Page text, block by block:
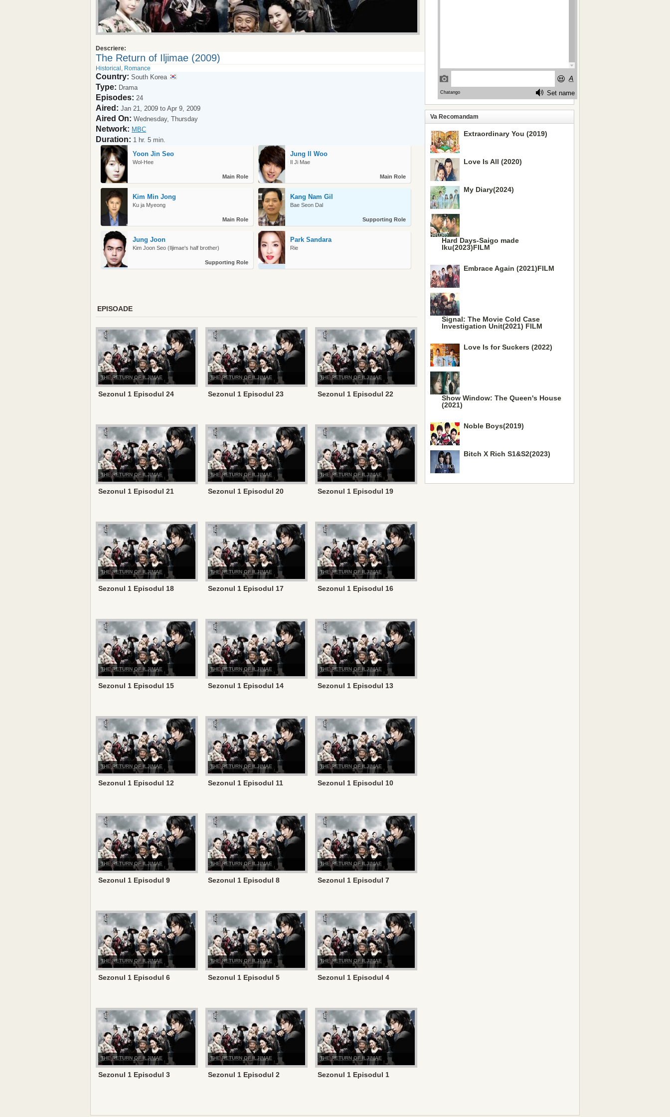
Descriere:
The Return of Iljimae (2009)
Historical , Romance
Country: South Korea
Type: Drama
Episodes: 24
Aired: Jan 21, 2009 to Apr 9, 2009
Aired On: Wednesday, Thursday
Network: MBC
Duration: 1 hr. 5 min.
Yoon Jin Seo
Wol-Hee
Main Role
Jung Il Woo
Il Ji Mae
Main Role
Kim Min Jong
Ku ja Myeong
Main Role
Kang Nam Gil
Bae Seon Dal
Supporting Role
Jung Joon
Kim Joon Seo (Iljimae's half brother)
Supporting Role
Park Sandara
Rie
EPISOADE
THE RETURN OF ILJIMAE
Sezonul 1 Episodul 24
THE RETURN OF ILJIMAE
Sezonul 1 Episodul 23
THE RETURN OF ILJIMAE
Sezonul 1 Episodul 22
THE RETURN OF ILJIMAE
Sezonul 1 Episodul 21
THE RETURN OF ILJIMAE
Sezonul 1 Episodul 20
THE RETURN OF ILJIMAE
Sezonul 1 Episodul 19
THE RETURN OF ILJIMAE
Sezonul 1 Episodul 18
THE RETURN OF ILJIMAE
Sezonul 1 Episodul 17
THE RETURN OF ILJIMAE
Sezonul 1 Episodul 16
THE RETURN OF ILJIMAE
Sezonul 1 Episodul 15
THE RETURN OF ILJIMAE
Sezonul 1 Episodul 14
THE RETURN OF ILJIMAE
Sezonul 1 Episodul 13
THE RETURN OF ILJIMAE
Sezonul 1 Episodul 12
THE RETURN OF ILJIMAE
Sezonul 1 Episodul 11
THE RETURN OF ILJIMAE
Sezonul 1 Episodul 10
THE RETURN OF ILJIMAE
Sezonul 1 Episodul 9
THE RETURN OF ILJIMAE
Sezonul 1 Episodul 8
THE RETURN OF ILJIMAE
Sezonul 1 Episodul 7
THE RETURN OF ILJIMAE
Sezonul 1 Episodul 6
THE RETURN OF ILJIMAE
Sezonul 1 Episodul 5
THE RETURN OF ILJIMAE
Sezonul 1 Episodul 4
THE RETURN OF ILJIMAE
Sezonul 1 Episodul 3
THE RETURN OF ILJIMAE
Sezonul 1 Episodul 2
THE RETURN OF ILJIMAE
Sezonul 1 Episodul 1
Va Recomandam
Extraordinary You (2019)
Love Is All (2020)
My Diary(2024)
Hard Days-Saigo made
Iku(2023)FILM
Embrace Again (2021)FILM
Signal: The Movie Cold Case
Investigation Unit(2021) FILM
Love Is for Suckers (2022)
Show Window: The Queen's House
(2021)
Noble Boys(2019)
Bitch X Rich S1&S2(2023)